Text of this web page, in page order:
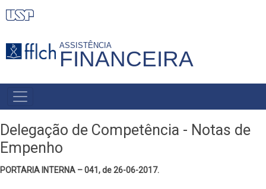
Pular
conteúdo
ASSISTÊNCIA
FINANCEIRA
MENU
PRIMÁRIO
Delegação de Competência - Notas de
Empenho
PORTARIA INTERNA – 041, de 26-06-2017.